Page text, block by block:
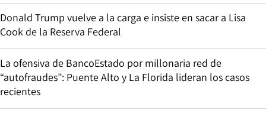
Donald Trump vuelve a la carga e insiste en sacar a Lisa
Cook de la Reserva Federal
La ofensiva de BancoEstado por millonaria red de
“autofraudes”: Puente Alto y La Florida lideran los casos
recientes